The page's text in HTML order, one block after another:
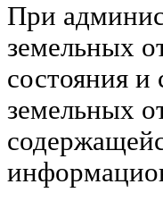
При
земельных
состояния и
земельных